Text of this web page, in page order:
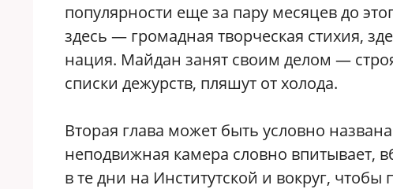
популярности еще за пару месяцев до
здесь — громадная творческая стихия,
нация. Майдан занят своим делом —
списки дежурств, пляшут от холода.
Вторая глава может быть условно
неподвижная камера словно впитывает,
в те дни на Институтской и вокруг,